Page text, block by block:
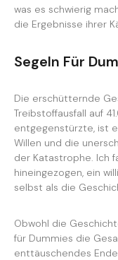
was es schwierig
die Ergebnisse ihrer
Segeln Für
Die erschütternde
Treibstoffausfall auf
entgegenstürzte, ist
Willen und die
der Katastrophe. Ich
hineingezogen, ein
selbst als die
Obwohl die
für Dummies die
enttäuschendes